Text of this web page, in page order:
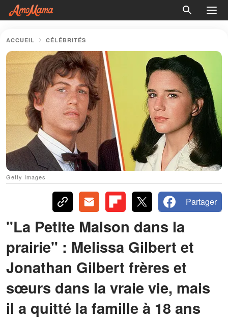
ACCUEIL CÉLÉBRITÉS
Getty Images
Partager
"La Petite Maison dans la
prairie" : Melissa Gilbert et
Jonathan Gilbert frères et
sœurs dans la vraie vie, mais
il a quitté la famille à 18 ans